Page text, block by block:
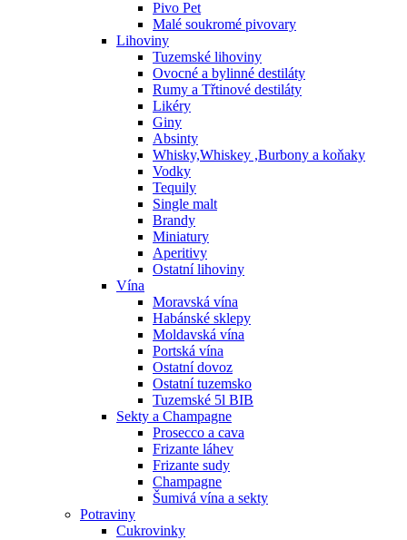
Pivo Pet
Malé soukromé pivovary
Lihoviny
Tuzemské lihoviny
Ovocné a bylinné destiláty
Rumy a Třtinové destiláty
Likéry
Giny
Absinty
Whisky,Whiskey ,Burbony a koňaky
Vodky
Tequily
Single malt
Brandy
Miniatury
Aperitivy
Ostatní lihoviny
Vína
Moravská vína
Habánské sklepy
Moldavská vína
Portská vína
Ostatní dovoz
Ostatní tuzemsko
Tuzemské 5l BIB
Sekty a Champagne
Prosecco a cava
Frizante láhev
Frizante sudy
Champagne
Šumivá vína a sekty
Potraviny
Cukrovinky